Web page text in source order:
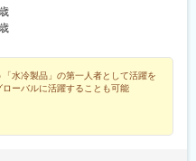
「水冷製品」の第一人者として活躍を
ローバルに活躍することも可能